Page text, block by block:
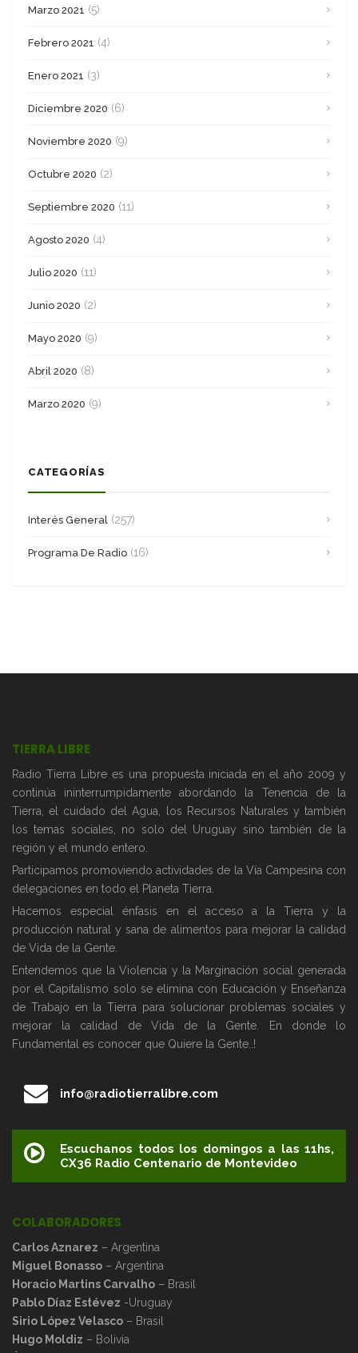
Marzo 2021 (5)
Febrero 2021 (4)
Enero 2021 (3)
Diciembre 2020 (6)
Noviembre 2020 (9)
Octubre 2020 (2)
Septiembre 2020 (11)
Agosto 2020 (4)
Julio 2020 (11)
Junio 2020 (2)
Mayo 2020 (9)
Abril 2020 (8)
Marzo 2020 (9)
CATEGORÍAS
Interés General (257)
Programa De Radio (16)
TIERRA LIBRE
Radio Tierra Libre es una propuesta iniciada en el año 2009 y
continúa ininterrumpidamente abordando la Tenencia de la
Tierra, el cuidado del Agua, los Recursos Naturales y también
los temas sociales, no solo del Uruguay sino también de la
región y el mundo entero.
Participamos promoviendo actividades de la Vía Campesina con
delegaciones en todo el Planeta Tierra.
Hacemos especial énfasis en el acceso a la Tierra y la
producción natural y sana de alimentos para mejorar la calidad
de Vida de la Gente.
Entendemos que la Violencia y la Marginación social generada
por el Capitalismo solo se elimina con Educación y Enseñanza
de Trabajo en la Tierra para solucionar problemas sociales y
mejorar la calidad de Vida de la Gente. En donde lo
Fundamental es conocer que Quiere la Gente..!
info@radiotierralibre.com
Escuchanos todos los domingos a las 11hs,
CX36 Radio Centenario de Montevideo
COLABORADORES
Carlos Aznarez – Argentina
Miguel Bonasso – Argentina
Horacio Martins Carvalho – Brasil
Pablo Díaz Estévez -Uruguay
Sirio López Velasco – Brasil
Hugo Moldiz – Bolivia